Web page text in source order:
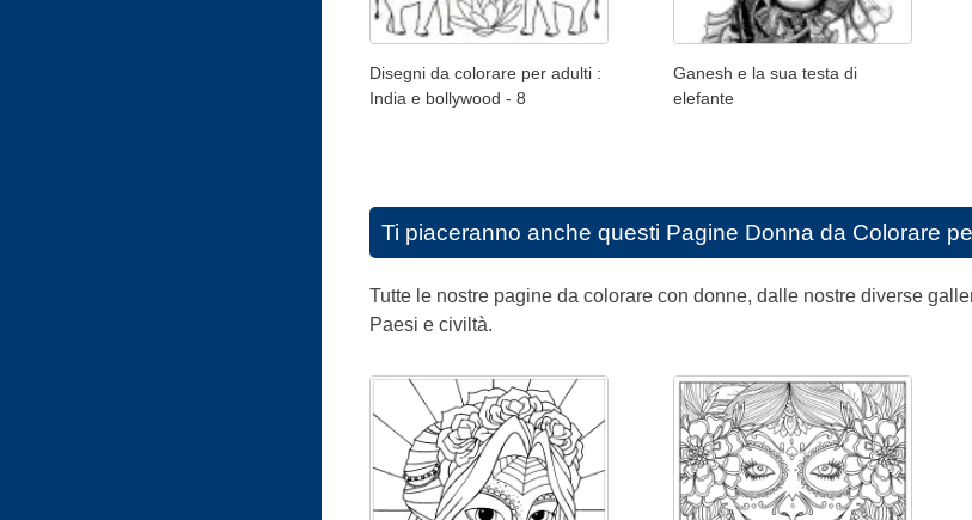
Disegni da colorare per adulti :
India e bollywood - 8
Ganesh e la sua testa di
elefante
Ti piaceranno anche questi Pagine Donna da Colorare
Tutte le nostre pagine da colorare con donne, dalle nostre diverse
Paesi e civiltà.